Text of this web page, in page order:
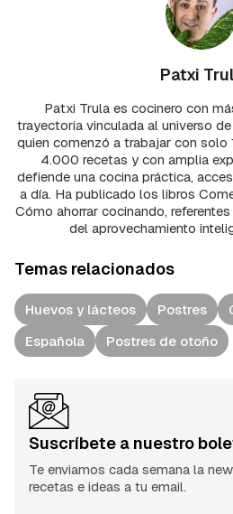
Patxi
Patxi Trula es cocinero con
trayectoria vinculada al universo
quien comenzó a trabajar con solo
4.000 recetas y con amplia
defiende una cocina práctica,
a día. Ha publicado los libros
Cómo ahorrar cocinando,
del aprovechamiento
Temas relacionados
Huevos y lácteos Postres
Española
Postres de otoño
Suscríbete a nuestro
Te enviamos cada semana la
recetas e ideas a tu email.